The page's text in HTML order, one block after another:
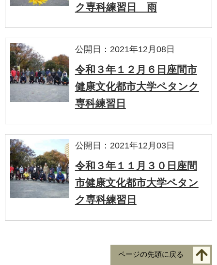
ク専科練習日 雨
公開日：2021年12月08日
令和３年１２月６日座間市
健康文化都市大学ペタンク
専科練習日
公開日：2021年12月03日
令和３年１１月３０日座間
市健康文化都市大学ペタン
ク専科練習日
ページの先頭に戻る